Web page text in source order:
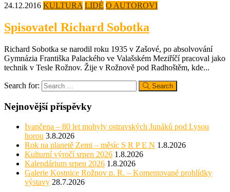
24.12.2016 KULTURA LIDÉ O AUTOROVI
Spisovatel Richard Sobotka
Richard Sobotka se narodil roku 1935 v Zašové, po absolvování
Gymnázia Františka Palackého ve Valašském Meziříčí pracoval jako
technik v Tesle Rožnov. Žije v Rožnově pod Radhoštěm, kde...
Search for: Search
Nejnovější příspěvky
Ivančena – 80 let mohyly ostravských Junáků pod Lysou
horou 3.8.2026
Rok na planetě Zemi – měsíc S R P E N 1.8.2026
Kulturní výročí srpen 2026 1.8.2026
Kalendárium srpen 2026 1.8.2026
Galerie Kostnice Rožnov p. R. – Komentované prohlídky
výstavy 28.7.2026